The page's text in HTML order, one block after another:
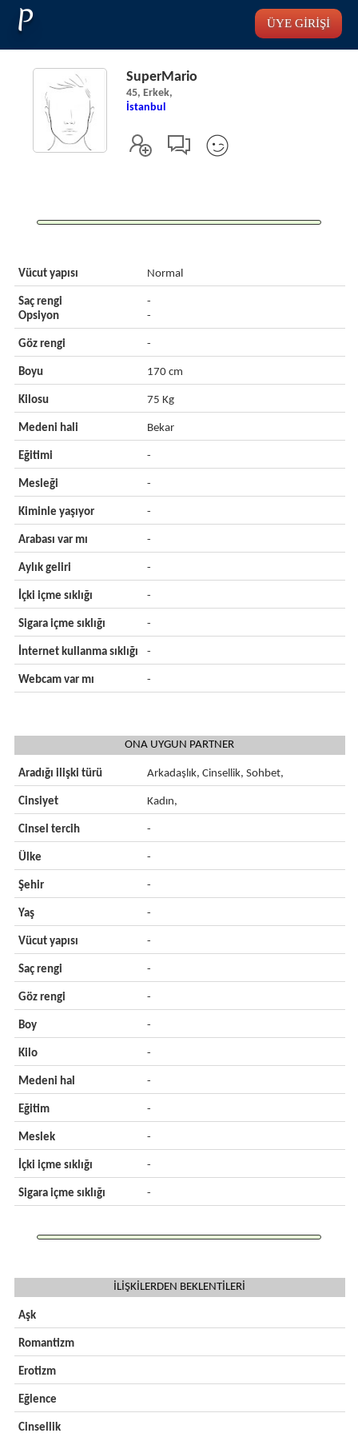
P ÜYE GİRİŞİ
SuperMario
45, Erkek,
İstanbul
Vücut yapısı Normal
Saç rengi
Opsiyon
-
-
Göz rengi -
Boyu 170 cm
Kilosu 75 Kg
Medeni hali Bekar
Eğitimi -
Mesleği -
Kiminle yaşıyor -
Arabası var mı -
Aylık geliri -
İçki içme sıklığı -
Sigara içme sıklığı -
İnternet kullanma sıklığı -
Webcam var mı -
ONA UYGUN PARTNER
Aradığı ilişki türü Arkadaşlık, Cinsellik, Sohbet,
Cinsiyet Kadın,
Cinsel tercih -
Ülke -
Şehir -
Yaş -
Vücut yapısı -
Saç rengi -
Göz rengi -
Boy -
Kilo -
Medeni hal -
Eğitim -
Meslek -
İçki içme sıklığı -
Sigara içme sıklığı -
İLİŞKİLERDEN BEKLENTİLERİ
Aşk
Romantizm
Erotizm
Eğlence
Cinsellik